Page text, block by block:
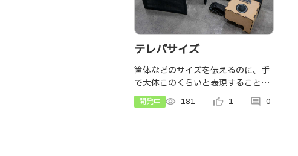
テレパサイズ
筐体などのサイズを伝えるのに、手
で大体このくらいと表現することが
あります。 テレパサイズは、手で表
現したサイズを送信するデバイス
開発中 visibility 181 thumb_up_alt 1 comment 0